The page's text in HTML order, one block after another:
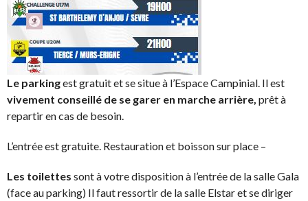
Le parkingest gratuit et se situe à l’Espace Campinial. Il est
vivement conseillé de se garer en marche arrière, prêt à
repartir en cas de besoin.
L’entrée est gratuite. Restauration et boisson sur place –
Les toilettes sont à votre disposition à l’entrée de la salle Gala
(face au parking) Il faut ressortir de la salle Elstar et se diriger